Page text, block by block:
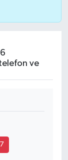
ve